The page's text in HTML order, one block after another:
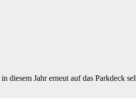
diesem Jahr erneut auf das Parkdeck